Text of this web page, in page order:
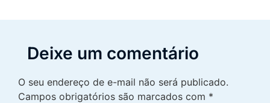
Deixe um comentário
O seu endereço de e-mail não será publicado.
Campos obrigatórios são marcados com *